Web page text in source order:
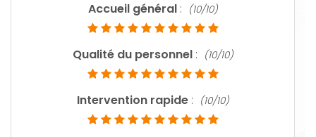
Accueil général: (10/10)
Qualité du personnel: (10/10)
Intervention rapide: (10/10)